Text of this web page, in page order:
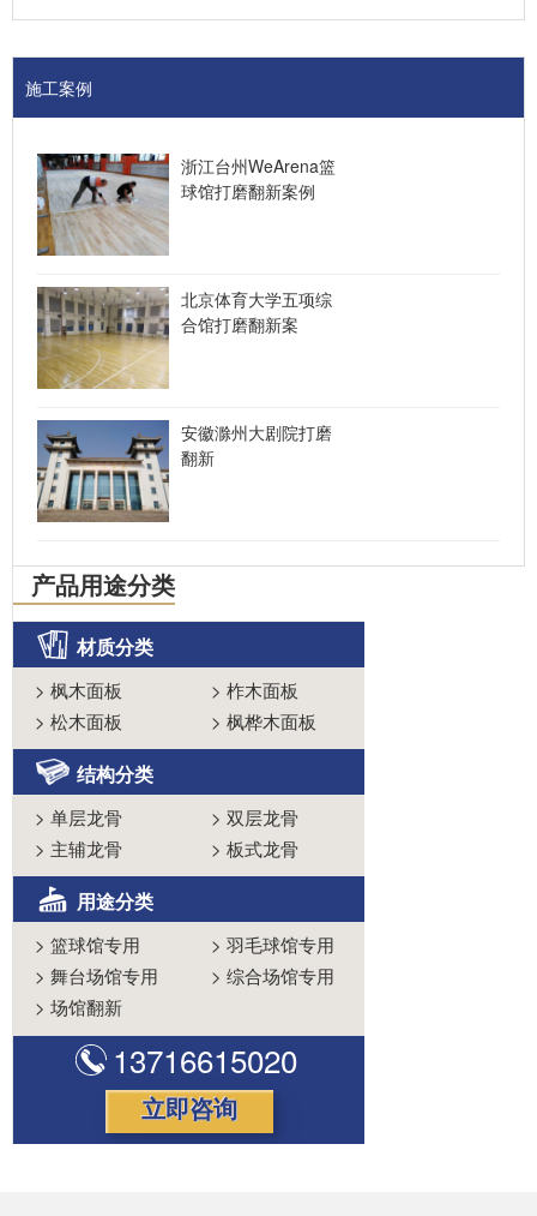
施工案例
浙江台州WeArena篮
球馆打磨翻新案例
北京体育大学五项综
合馆打磨翻新案
安徽滁州大剧院打磨
翻新
产品用途分类
材质分类
> 枫木面板 > 柞木面板
> 松木面板 > 枫桦木面板
结构分类
> 单层龙骨 > 双层龙骨
> 主辅龙骨 > 板式龙骨
用途分类
> 篮球馆专用 > 羽毛球馆专用
> 舞台场馆专用 > 综合场馆专用
> 场馆翻新
13716615020
立即咨询